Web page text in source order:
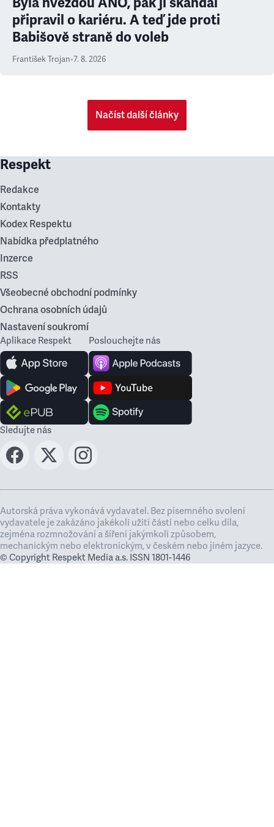
připravil o kariéru. A teď jde proti
Babišově straně do voleb
František Trojan•7. 8. 2026
Načíst další články
Respekt
Redakce
Kontakty
Kodex Respektu
Nabídka předplatného
Inzerce
RSS
Všeobecné obchodní podmínky
Ochrana osobních údajů
Nastavení soukromí
Aplikace Respekt Poslouchejte nás
Sledujte nás
Autorská práva vykonává vydavatel. Bez písemného svolení
vydavatele je zakázáno jakékoli užití částí nebo celku díla,
zejména rozmnožování a šíření jakýmkoli způsobem,
mechanickým nebo elektronickým, v českém nebo jiném jazyce.
© Copyright Respekt Media a.s. ISSN 1801-1446